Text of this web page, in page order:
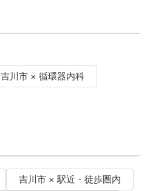
吉川市 × 循環器内科
吉川市 × 駅近・徒歩圏内